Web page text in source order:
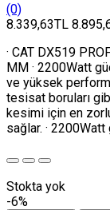
(0)
8.339,63TL
· CAT DX519
MM · 2200Watt
ve yüksek
tesisat boruları
kesimi için en
sağlar. ·
Stokta yok
-6%